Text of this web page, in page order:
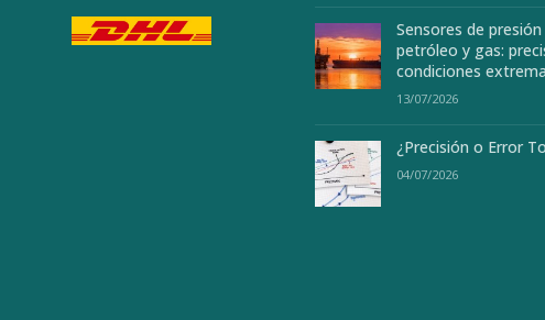
Sensores de presión
petróleo y gas:
condiciones
13/07/2026
¿Precisión o Error
04/07/2026